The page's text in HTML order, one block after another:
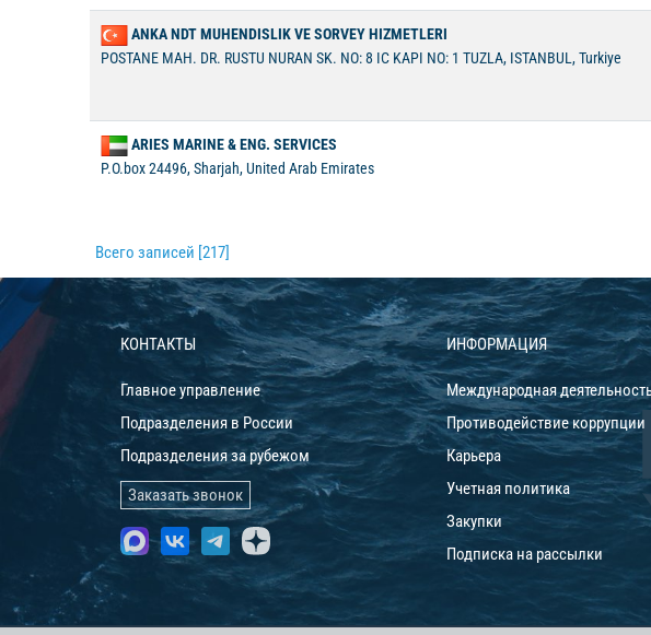
ANKA NDT MUHENDISLIK VE SORVEY HIZMETLERI
POSTANE MAH. DR. RUSTU NURAN SK. NO: 8 IC KAPI NO: 1 TUZLA, ISTANBUL, Turkiye
ARIES MARINE & ENG. SERVICES
P.O.box 24496, Sharjah, United Arab Emirates
Всего записей [217]
КОНТАКТЫ
Главное управление
Подразделения в России
Подразделения за рубежом
Заказать звонок
ИНФОРМАЦИЯ
Международная
Противодействие коррупции
Карьера
Учетная политика
Закупки
Подписка на рассылки